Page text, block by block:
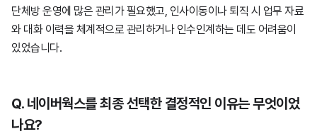
단체방 운영에 많은 관리가 필요했고, 인사이동이나 퇴직 시 업무 자료
와 대화 이력을 체계적으로 관리하거나 인수인계하는 데도 어려움이
있었습니다.
Q. 네이버웍스를 최종 선택한 결정적인 이유는 무엇이었
나요?